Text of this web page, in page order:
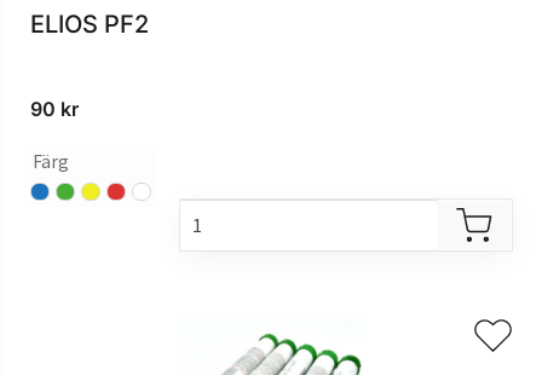
ELIOS PF2
90 kr
Färg
blågröngulrödvit